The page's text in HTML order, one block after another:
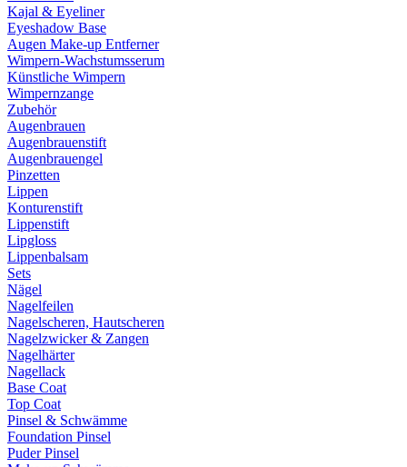
Kajal & Eyeliner
Eyeshadow Base
Augen Make-up Entferner
Wimpern-Wachstumsserum
Künstliche Wimpern
Wimpernzange
Zubehör
Augenbrauen
Augenbrauenstift
Augenbrauengel
Pinzetten
Lippen
Konturenstift
Lippenstift
Lipgloss
Lippenbalsam
Sets
Nägel
Nagelfeilen
Nagelscheren, Hautscheren
Nagelzwicker & Zangen
Nagelhärter
Nagellack
Base Coat
Top Coat
Pinsel & Schwämme
Foundation Pinsel
Puder Pinsel